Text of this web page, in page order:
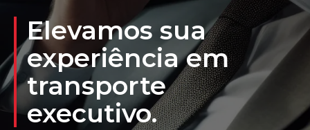
Elevamos sua
experiência em
transporte
executivo.